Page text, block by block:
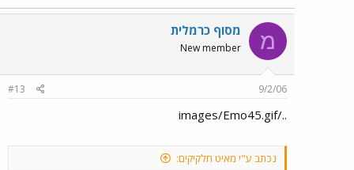
מ מסוף כרמלית
New member
9/2/06
#13
../images/Emo45.gif
נכתב ע"י מאיט חלקיקים: